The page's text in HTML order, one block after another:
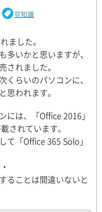
豆知識
ました。
多いかと思いますが、
されました。
くらいのパソコンに、
思われます。
には、「Office 2016」
されています。
て「Office 365 Solo」
ることは間違いないと